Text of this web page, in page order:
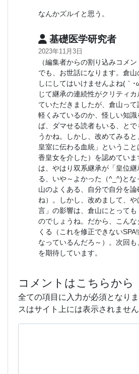
なんかズルイと思う。
基礎医学研究者
2023年11月3日
（編集者からの割り込みコメ
でも、お世話になります。倉
しにしてはいけませんよね(｀･
じて継承の連続性がクリティ
ていただきましたが、倉山っ
軽くみているのか、怪しい知
ば、ダマせる読者もいる、と
うかね。しかし、改めてみる
皇室に伝わる血統」というこ
香皇女を介した）を認めていま
は、やはり双系継承が「皇位継
る、いや～よかった（^_^)とな
山のよくある、自分で自分を
ね）。しかし、改めまして、
言」の影響は、倉山にとって
のでしょうね。だから、こん
くる（これを修正できない
なっているんだろ～）。次回
を期待しています。
コメントはこちらから
全ての項目に入力が必須となり
スはサイト上には表示されません